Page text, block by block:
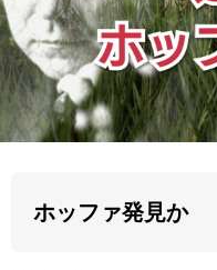
お知らせ
三分で学ぶマフィア暗黒史
時事ニュース
ホッファ発見か